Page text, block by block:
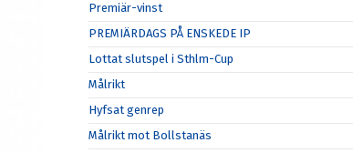
Premiär-vinst
PREMIÄRDAGS PÅ ENSKEDE IP
Lottat slutspel i Sthlm-Cup
Målrikt
Hyfsat genrep
Målrikt mot Bollstanäs